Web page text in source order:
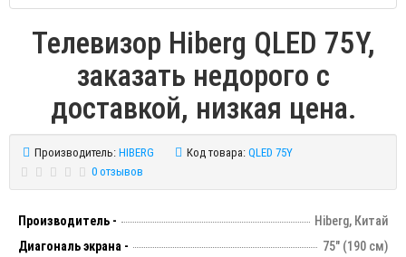
Телевизор Hiberg QLED 75Y,
заказать недорого с
доставкой, низкая цена.
Производитель: HIBERG Код товара: QLED 75Y
0 отзывов
Производитель -
Hiberg, Китай
Диагональ экрана -
75" (190 см)